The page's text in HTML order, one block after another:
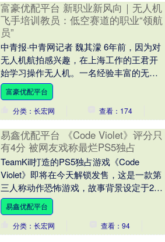
富豪优配平台 新职业新风向｜无人机
飞手培训教员：低空赛道的职业“领航
员”
中青报·中青网记者 魏其濛 6年前，因为对
无人机航拍感兴趣，在上海工作的王君开
始学习操作无人机。一名经验丰富的无人
机飞手培训教员带他入了门。学完理论和
实操课程后....
富豪优配平台
分类：长宏网
查看：174
易鑫优配平台 《Code Violet》评分只
有4分 被网友戏称最烂PS5独占
TeamKill打造的PS5独占游戏《Code
Violet》即将在今天解锁发售，这是一款第
三人称动作恐怖游戏，故事背景设定于25
世纪的人类殖民地，玩家将面对危....
易鑫优配平台
分类：长宏网
查看：94